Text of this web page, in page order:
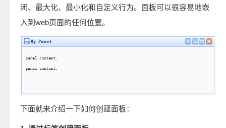
闭、最大化、最小化和自定义行为。面板可以很容易地嵌
入到web页面的任何位置。
下面就来介绍一下如何创建面板：